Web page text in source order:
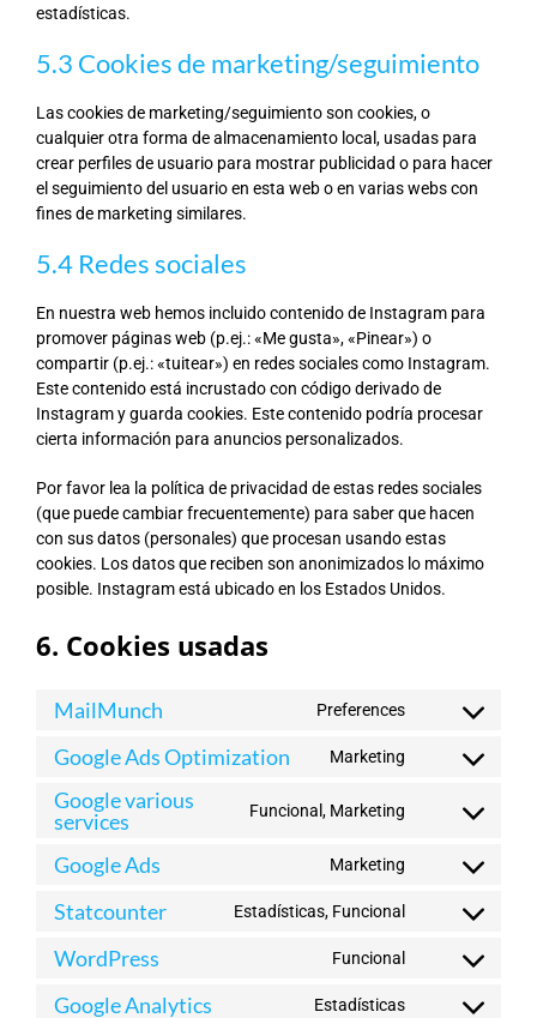
estadísticas.
5.3 Cookies de marketing/seguimiento
Las cookies de marketing/seguimiento son cookies, o
cualquier otra forma de almacenamiento local, usadas para
crear perfiles de usuario para mostrar publicidad o para hacer
el seguimiento del usuario en esta web o en varias webs con
fines de marketing similares.
5.4 Redes sociales
En nuestra web hemos incluido contenido de Instagram para
promover páginas web (p.ej.: «Me gusta», «Pinear») o
compartir (p.ej.: «tuitear») en redes sociales como Instagram.
Este contenido está incrustado con código derivado de
Instagram y guarda cookies. Este contenido podría procesar
cierta información para anuncios personalizados.
Por favor lea la política de privacidad de estas redes sociales
(que puede cambiar frecuentemente) para saber que hacen
con sus datos (personales) que procesan usando estas
cookies. Los datos que reciben son anonimizados lo máximo
posible. Instagram está ubicado en los Estados Unidos.
6. Cookies usadas
MailMunch Preferences
Consent
service
Google Ads Optimization Marketing
Consent
service
Google various
services
Funcional, Marketing
Consent
service
various-
Google Ads Marketing
Consent
service
google-
Statcounter Estadísticas, Funcional
Consent
service
statcounter
WordPress Funcional
Consent
Google Analytics Estadísticas